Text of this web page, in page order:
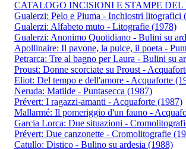
CATALOGO INCISIONI E STAMPE
Gualerzi: Pelo e Piuma - Inchiostri litografici
Gualerzi: Alfabeto muto - Litografie (1978)
Gualerzi: Anonimo Quotidiano - Bulini su
Apollinaire: Il pavone, la pulce, il poeta -
Petrarca: Tre al bagno per Laura - Bulini su
Proust: Donne scorciate su Proust -
Eliot: Del tempo e dell'amore - Acquaforte
Neruda: Matilde - Puntasecca (1987)
Prévert: I ragazzi-amanti - Acquaforte (1987)
Mallarmé: Il pomeriggio d'un fauno -
Garcia Lorca: Due situazioni -
Prévert: Due canzonette - Cromolitografie
Catullo: Distico - Bulino su ardesia (1988)